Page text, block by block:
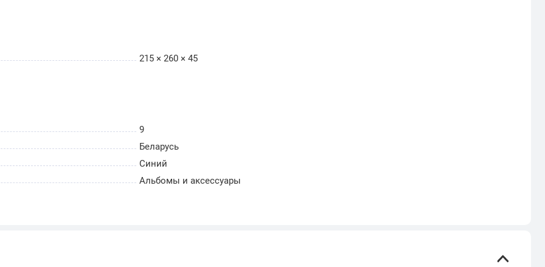
и Германии, что часто отражается в высоком
в пластиковом каркасе гарантирует
дополнительные листы, не нарушая
защиту от пыли и механических
215 × 260 × 45
9
Беларусь
Синий
Альбомы и аксессуары